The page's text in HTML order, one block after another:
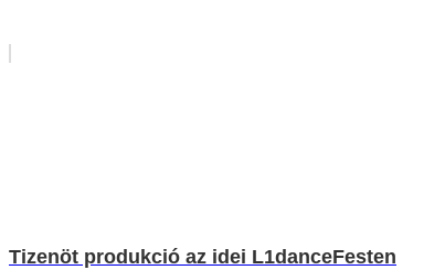
Tizenöt produkció az idei L1danceFesten